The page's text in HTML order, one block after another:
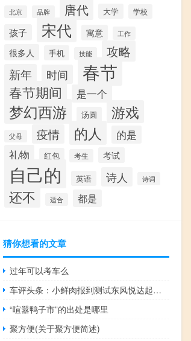
北京 品牌 唐代 大学 学校
孩子 宋代 寓意 工作
很多人 手机 技能 攻略
新年 时间 春节
春节期间 是一个
梦幻西游 汤圆 游戏
父母 疫情 的人 的是
礼物 红包 考生 考试
自己的 英语 诗人 诗词
还不 适合 都是
猜你想看的文章
过年可以考车么
车评头条：小鲜肉报到测试东风悦达起亚KX3 1.6T
“喧嚣鸭子市”的出处是哪里
聚方便(关于聚方便简述)